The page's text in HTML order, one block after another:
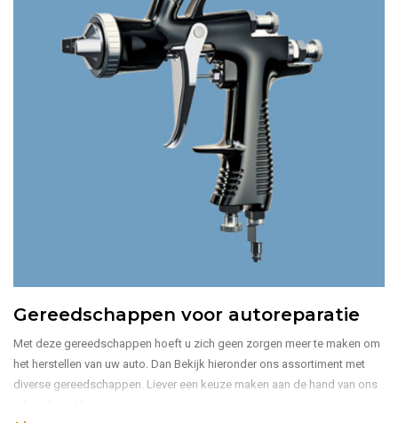
Gereedschappen voor autoreparatie
Met deze gereedschappen hoeft u zich geen zorgen meer te maken om
het herstellen van uw auto. Dan Bekijk hieronder ons assortiment met
diverse gereedschappen. Liever een keuze maken aan de hand van ons